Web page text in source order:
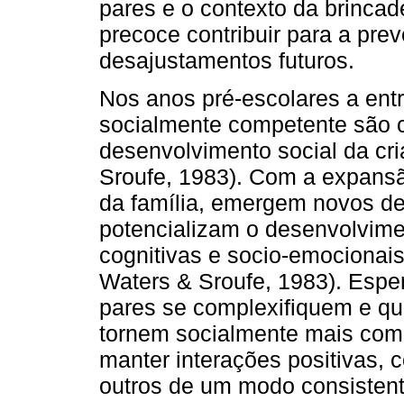
pares e o contexto da
precoce contribuir para a
desajustamentos futuros.
Nos anos pré-escolares a
socialmente competente são
desenvolvimento social da
Sroufe, 1983). Com a
da família, emergem novos
potencializam o
cognitivas e socio-
Waters & Sroufe, 1983).
pares se complexifiquem e
tornem socialmente mais
manter interações positivas,
outros de um modo